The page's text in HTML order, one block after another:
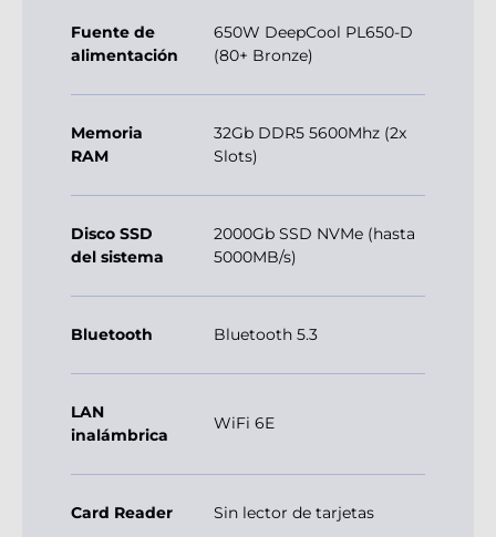
Fuente de
alimentación
650W DeepCool PL650-D
(80+ Bronze)
Memoria
RAM
32Gb DDR5 5600Mhz (2x
Slots)
Disco SSD
del sistema
2000Gb SSD NVMe (hasta
5000MB/s)
Bluetooth Bluetooth 5.3
LAN
inalámbrica
WiFi 6E
Card Reader Sin lector de tarjetas